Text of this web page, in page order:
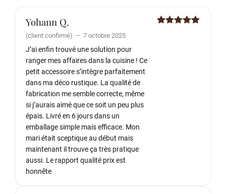
Yohann Q.
(client confirmé) – 7 octobre 2025
J’ai enfin trouvé une solution pour
ranger mes affaires dans la cuisine ! Ce
petit accessoire s’intègre parfaitement
dans ma déco rustique. La qualité de
fabrication me semble correcte, même
si j’aurais aimé que ce soit un peu plus
épais. Livré en 6 jours dans un
emballage simple mais efficace. Mon
mari était sceptique au début mais
maintenant il trouve ça très pratique
aussi. Le rapport qualité prix est
honnête